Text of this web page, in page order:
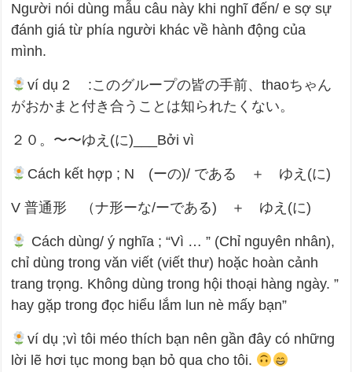
Người nói dùng mẫu câu này khi nghĩ đến/ e sợ sự
đánh giá từ phía người khác về hành động của
mình.
ví dụ 2 :このグループの皆の手前、thaoちゃん
がおかまと付き合うことは知られたくない。
２０。〜〜ゆえ(に)___Bởi vì
Cách kết hợp ; N (ーの)/ である ＋ ゆえ(に)
V 普通形 （ナ形ーな/ーである) ＋ ゆえ(に)
Cách dùng/ ý nghĩa ; “Vì … ” (Chỉ nguyên nhân),
chỉ dùng trong văn viết (viết thư) hoặc hoàn cảnh
trang trọng. Không dùng trong hội thoại hàng ngày. ”
hay gặp trong đọc hiểu lắm lun nè mấy bạn”
ví dụ ;vì tôi méo thích bạn nên gần đây có những
lời lẽ hơi tục mong bạn bỏ qua cho tôi.